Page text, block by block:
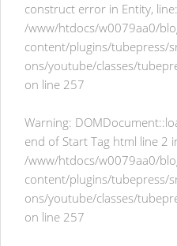
construct error in Entity,
/www/htdocs/w0079aa0/
content/plugins/tubepress/
ons/youtube/classes/
on line 257
Warning:
end of Start Tag html line 2
/www/htdocs/w0079aa0/
content/plugins/tubepress/
ons/youtube/classes/
on line 257